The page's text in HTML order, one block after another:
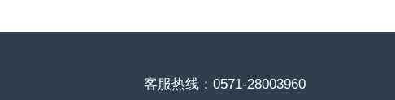
客服热线：0571-28003960